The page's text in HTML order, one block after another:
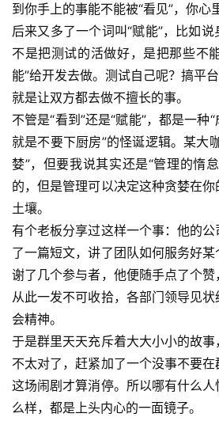
到你手上的事能不能被“看见”，你心
后来又多了一个词叫“赋能”，比如
不是把测试的活做好，是把那些不
能”给开发去做。测试自己呢？搞平
就是让双方都去做不擅长的事。
不管是“看到”还是“赋能”，都是一种
就是不要下厨房”的怪诞逻辑。某大
婪”，但要我说其实还是“管理的惰
的，但是管理可以决定这种贪婪在
土壤。
有个老板分享过这样一个事：他的
了一篇短文，讲了团队如何服务好
谢了几个参与者，他便随手点了个
从此一发不可收拾，各部门领导见
会精神。
于是群里天天充斥着大大小小的故
不太对了，赶紧加了一个没事不要在
这场闹剧才算消停。所以哪有什么
么样，都是上头内心的一面镜子。